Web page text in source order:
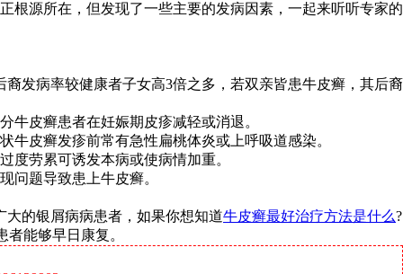
根源所在，但发现了一些主要的发病因素，一起来听听专家的
发病率较健康者子女高3倍之多，若双亲皆患牛皮癣，其后裔
牛皮癣患者在妊娠期皮疹减轻或消退。
皮癣发疹前常有急性扁桃体炎或上呼吸道感染。
度劳累可诱发本病或使病情加重。
问题导致患上牛皮癣。
大的银屑病病患者，如果你想知道牛皮癣最好治疗方法是什么?
能够早日康复。